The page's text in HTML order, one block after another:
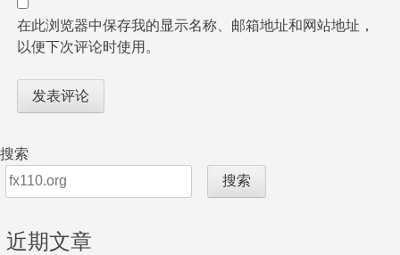
在此浏览器中保存我的显示名称、邮箱地址和网站地址，
以便下次评论时使用。
搜索
搜索
近期文章